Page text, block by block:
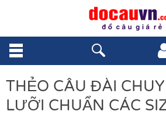
THẺO CÂU ĐÀI
LƯỠI CHUẨN CÁC